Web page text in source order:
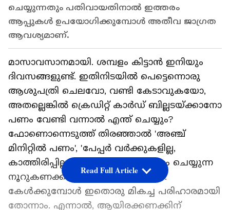
ചെയ്യുന്നതും പതിവായതിനാൽ ഇത്തരം
ആപ്പുകൾ ഉപയോഗിക്കുമ്പോൾ അതീവ ജാഗ്രത
ആവശ്യമാണ്.
മാസാവസാനമായി. ശമ്പളം കിട്ടാന്‍ ഇനിയും
ദിവസങ്ങളുണ്ട്. ഇതിനിടയില്‍ പെട്ടെന്നൊരു
ആശുപത്രി ചെലവോ, വണ്ടി കേടാവുകയോ,
അതല്ലെങ്കില്‍ ക്രെഡിറ്റ് കാര്‍ഡ് ബില്ലടയ്ക്കാനോ
പണം വേണ്ടി വന്നാല്‍ എന്ത് ചെയ്യും?
ഫോണൊന്നെടുത്ത് തിരഞ്ഞാല്‍ 'അഞ്ച്
മിനിറ്റില്‍ പണം', 'പേപ്പര്‍ വര്‍ക്കുകളില്ല,
കാത്തിരിപ്പില്ല' എന്നൊക്കെ വാഗ്ദാനം ചെയ്യുന്ന
നൂറുകണക്കിന് ആപ്പുകള്‍ കാണാം.
കേള്‍ക്കുമ്പോള്‍ ഇതൊരു മികച്ച പരിഹാരമായി
തോന്നാം. എന്നാല്‍, ആയിരക്കണക്കിന്
Read Full Article